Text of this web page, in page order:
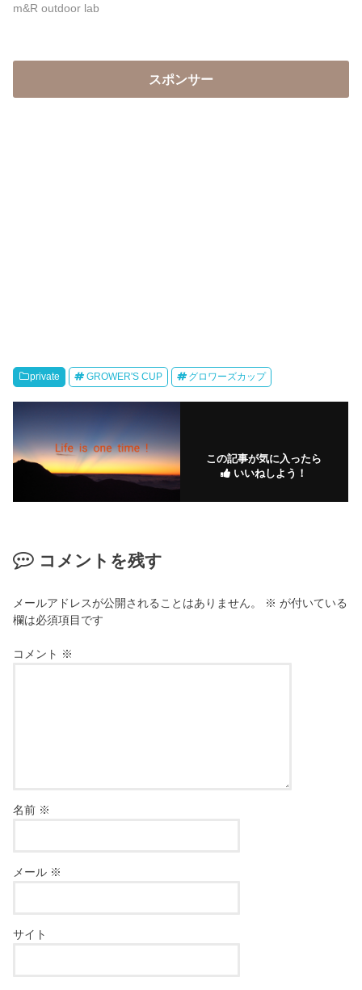
m&R outdoor lab
スポンサー
private GROWER'S CUP グロワーズカップ
この記事が気に入ったら
いいねしよう！
コメントを残す
メールアドレスが公開されることはありません。 ※ が付いている
欄は必須項目です
コメント ※
名前 ※
メール ※
サイト